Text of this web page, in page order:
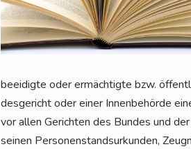
beei­dig­te oder ermäch­tig­te bzw.
des­ge­richt oder einer Innen­be­hör­de
vor allen Gerich­ten des Bun­des und
sei­nen Per­so­nen­stand­sur­kun­den,